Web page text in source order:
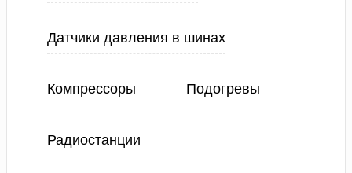
Датчики давления в шинах
Компрессоры Подогревы
Радиостанции